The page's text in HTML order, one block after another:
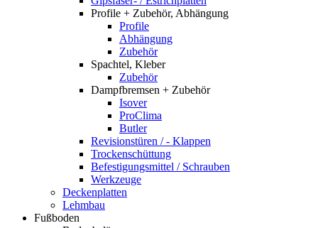
Profile + Zubehör, Abhängung
Profile
Abhängung
Zubehör
Spachtel, Kleber
Zubehör
Dampfbremsen + Zubehör
Isover
ProClima
Butler
Revisionstüren / - Klappen
Trockenschüttung
Befestigungsmittel / Schrauben
Werkzeuge
Deckenplatten
Lehmbau
Fußboden